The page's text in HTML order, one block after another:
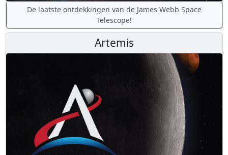
De laatste ontdekkingen van de James Webb Space
Telescope!
Artemis